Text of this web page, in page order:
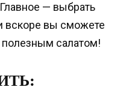
— выбрать
вскоре вы сможете
салатом!